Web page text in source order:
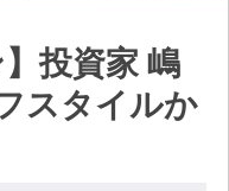
】投資家 嶋
スタイルか